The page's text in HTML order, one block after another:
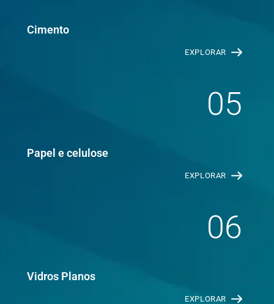
Cimento
EXPLORAR
05
Papel e celulose
EXPLORAR
06
Vidros Planos
EXPLORAR